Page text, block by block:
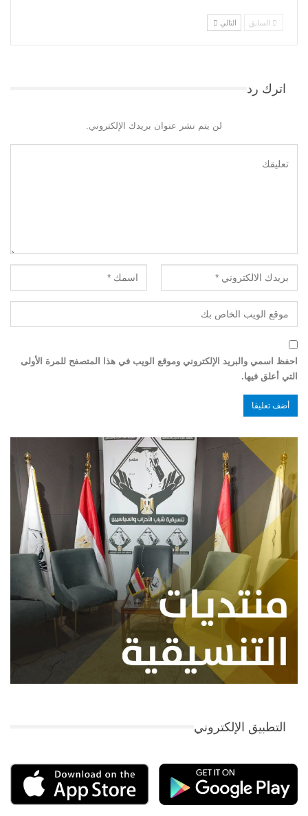
السابق التالي
اترك رد
لن يتم نشر عنوان بريدك الإلكتروني.
احفظ اسمي والبريد الإلكتروني وموقع الويب في هذا المتصفح للمرة الأولى
التي أعلق فيها.
التطبيق الإلكتروني